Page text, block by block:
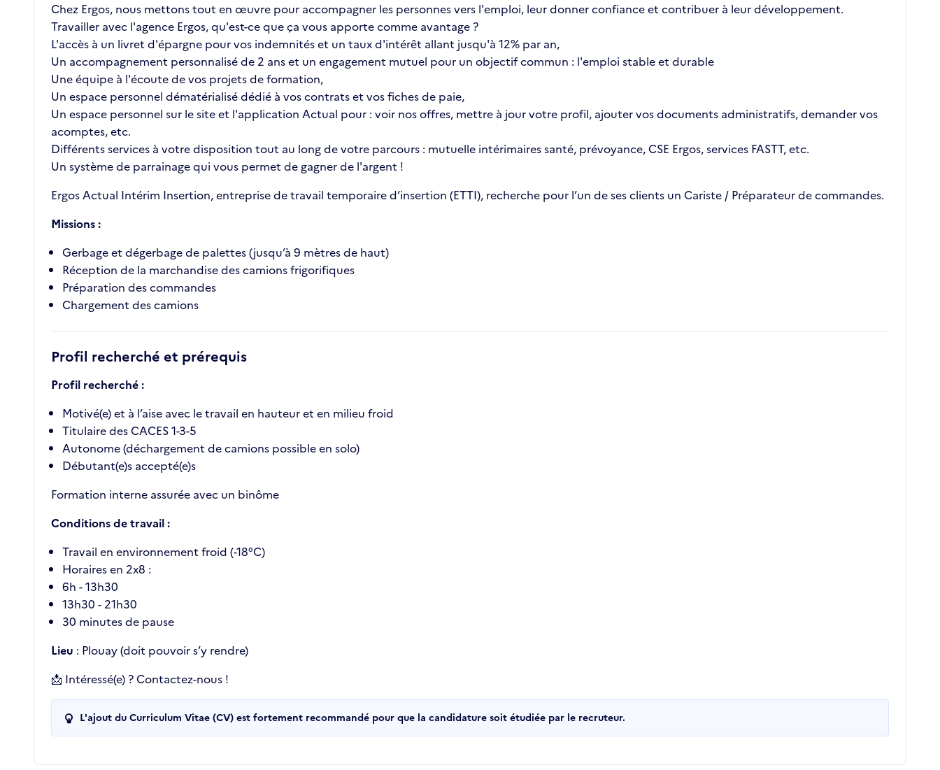
Chez Ergos, nous mettons tout en œuvre pour accompagner les personnes vers l'emploi, leur donner confiance et contribuer à leur développement.
Travailler avec l'agence Ergos, qu'est-ce que ça vous apporte comme avantage ?
L'accès à un livret d'épargne pour vos indemnités et un taux d'intérêt allant jusqu'à 12% par an,
Un accompagnement personnalisé de 2 ans et un engagement mutuel pour un objectif commun : l'emploi stable et durable
Une équipe à l'écoute de vos projets de formation,
Un espace personnel dématérialisé dédié à vos contrats et vos fiches de paie,
Un espace personnel sur le site et l'application Actual pour : voir nos offres, mettre à jour votre profil, ajouter vos documents administratifs, demander vos
acomptes, etc.
Différents services à votre disposition tout au long de votre parcours : mutuelle intérimaires santé, prévoyance, CSE Ergos, services FASTT, etc.
Un système de parrainage qui vous permet de gagner de l'argent !
Ergos Actual Intérim Insertion, entreprise de travail temporaire d’insertion (ETTI), recherche pour l’un de ses clients un Cariste / Préparateur de commandes.
Missions :
Gerbage et dégerbage de palettes (jusqu’à 9 mètres de haut)
Réception de la marchandise des camions frigorifiques
Préparation des commandes
Chargement des camions
Profil recherché et prérequis
Profil recherché :
Motivé(e) et à l’aise avec le travail en hauteur et en milieu froid
Titulaire des CACES 1-3-5
Autonome (déchargement de camions possible en solo)
Débutant(e)s accepté(e)s
Formation interne assurée avec un binôme
Conditions de travail :
Travail en environnement froid (-18°C)
Horaires en 2x8 :
6h - 13h30
13h30 - 21h30
30 minutes de pause
Lieu : Plouay (doit pouvoir s’y rendre)
📩 Intéressé(e) ? Contactez-nous !
L'ajout du Curriculum Vitae (CV) est fortement recommandé pour que la candidature soit étudiée par le recruteur.